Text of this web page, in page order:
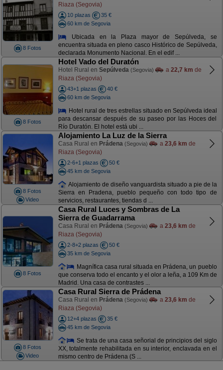
8 Fotos
Riaza (Segovia)
10 plazas
35 €
60 km de Segovia
Ubicada en la Plaza mayor de Sepúlveda, se
encuentra situada en pleno casco Histórico de Sepúlveda,
declarada Monumento Nacional. En el edif ...
8 Fotos
Hotel Vado del Duratón
Hotel Rural en Sepúlveda (Segovia) a 22,7 km de
Riaza (Segovia)
43+1 plazas
40 €
60 km de Segovia
Hotel rural de tres estrellas situado en Sepúlveda ideal
para descansar después de su paseo por las Hoces del
Río Duratón. El hotel está ubi ...
8 Fotos
Video
Alojamiento La Luz de la Sierra
Casa Rural en Prádena (Segovia) a 23,6 km de
Riaza (Segovia)
2-6+1 plazas
50 €
45 km de Segovia
Alojamiento de diseño vanguardista situado a pie de la
Sierra en Pradena, pueblo pequeño con todo tipo de
servicios, restaurantes, tiendas d ...
8 Fotos
Casa Rural Luces y Sombras de La
Sierra de Guadarrama
Casa Rural en Prádena (Segovia) a 23,6 km de
Riaza (Segovia)
2-8+2 plazas
50 €
35 km de Segovia
Magnífica casa rural situada en Prádena, un pueblo
que conserva todo el encanto y el olor a leña, a 109 Km de
Madrid. Una casa de contrastes ...
8 Fotos
Video
Casa Rural Sierra de Prádena
Casa Rural en Prádena (Segovia) a 23,6 km de
Riaza (Segovia)
12+4 plazas
35 €
45 km de Segovia
Se trata de una casa señorial de principios del siglo
XX, totalmente rehabilitada en su interior, enclavada en el
mismo centro de Prádena (S ...